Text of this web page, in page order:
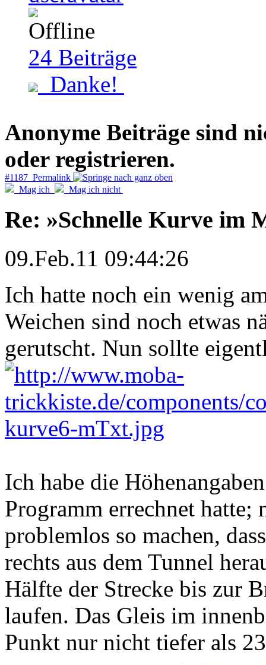
24 Beiträge
Danke!
Anonyme Beiträge sind
oder registrieren.
#1187 Permalink
Mag ich
Mag ich nicht
Re: »Schnelle Kurve im
09.Feb.11 09:44:26
Ich hatte noch ein wenig
Weichen sind noch etwas
gerutscht. Nun sollte
Ich habe die
Programm errechnet hatte;
problemlos so machen,
rechts aus dem Tunnel
Hälfte der Strecke bis zur
laufen. Das Gleis im
Punkt nur nicht tiefer als